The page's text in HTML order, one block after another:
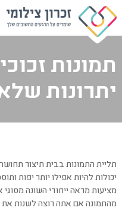
יתרונות
תליית התמונות בבית תיצור
יכולות להיות אפילו יותר יפות
מציעות מראה ייחודי השונה
מהתמונה אם אתה רוצה לשנות